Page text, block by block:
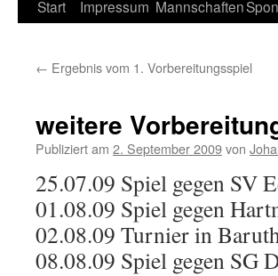
Springe
Inhalt
Start Impressum Mannschaften
← Ergebnis vom 1. Vorbereitungsspiel
weitere
Publiziert am 2. September 2009von
25.07.09 Spiel gegen SV
01.08.09 Spiel gegen
02.08.09 Turnier in
08.08.09 Spiel gegen SG